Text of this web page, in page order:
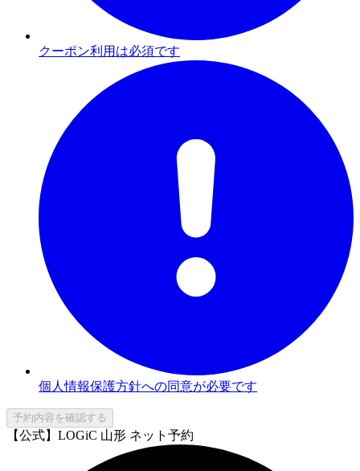
クーポン利用は必須です
個人情報保護方針への同意が必要です
予約内容を確認する
【公式】LOGiC 山形 ネット予約